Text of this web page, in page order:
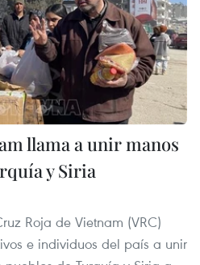
llama a unir manos
y Siria
Roja de Vietnam (VRC)
e individuos del país a unir